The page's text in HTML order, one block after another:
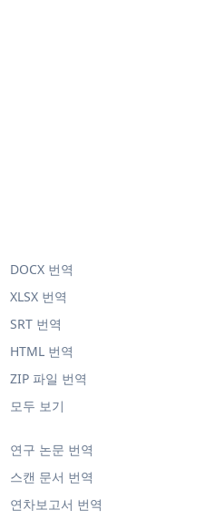
연구 논문 번역
스캔 문서 번역
연차보고서 번역
DOCX 번역
XLSX 번역
SRT 번역
HTML 번역
ZIP 파일 번역
모두 보기